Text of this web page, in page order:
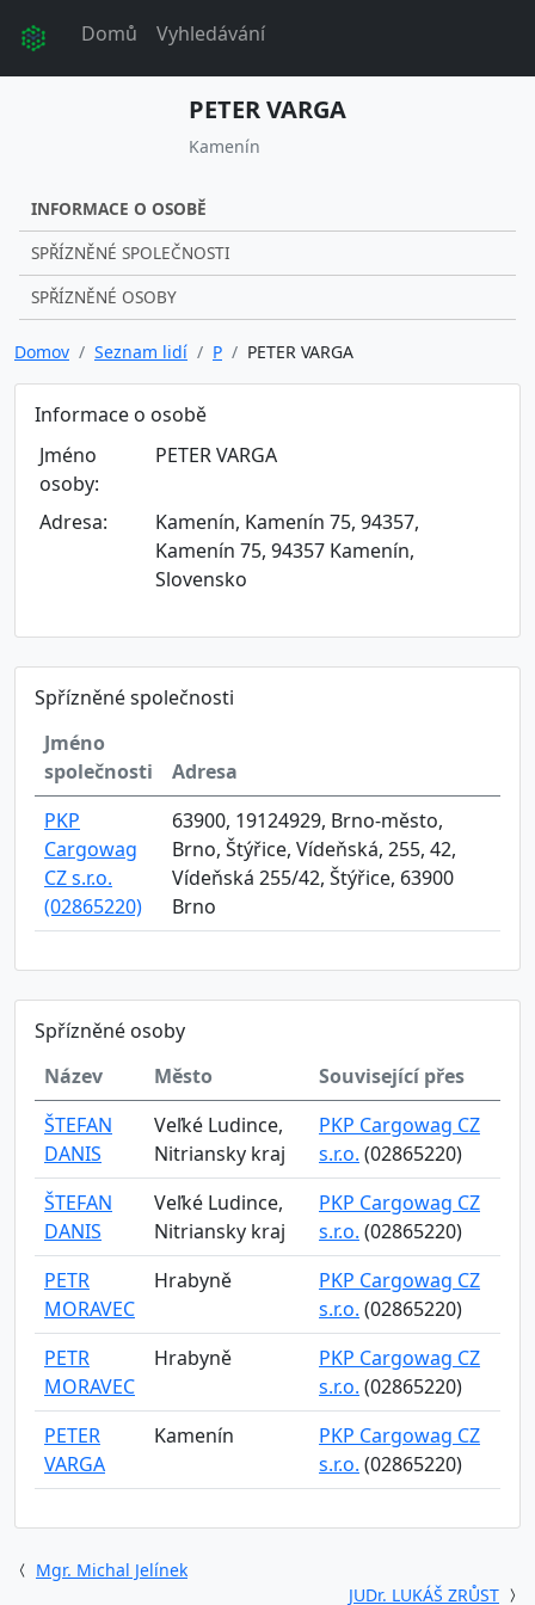
Domů Vyhledávání
PETER VARGA
Kamenín
INFORMACE O OSOBĚ
SPŘÍZNĚNÉ SPOLEČNOSTI
SPŘÍZNĚNÉ OSOBY
Domov Seznam lidí P PETER VARGA
Informace o osobě
Jméno
osoby:
PETER VARGA
Adresa:
Kamenín, Kamenín 75, 94357,
Kamenín 75, 94357 Kamenín,
Slovensko
Spřízněné společnosti
Jméno
společnosti
Adresa
PKP
Cargowag
CZ s.r.o.
(02865220)
63900, 19124929, Brno-město,
Brno, Štýřice, Vídeňská, 255, 42,
Vídeňská 255/42, Štýřice, 63900
Brno
Spřízněné osoby
Název
Město
Související přes
ŠTEFAN
DANIS
Veľké Ludince,
Nitriansky kraj
PKP Cargowag CZ
s.r.o. (02865220)
ŠTEFAN
DANIS
Veľké Ludince,
Nitriansky kraj
PKP Cargowag CZ
s.r.o. (02865220)
PETR
MORAVEC
Hrabyně
PKP Cargowag CZ
s.r.o. (02865220)
PETR
MORAVEC
Hrabyně
PKP Cargowag CZ
s.r.o. (02865220)
PETER
VARGA
Kamenín
PKP Cargowag CZ
s.r.o. (02865220)
Mgr. Michal Jelínek
JUDr. LUKÁŠ ZRŮST